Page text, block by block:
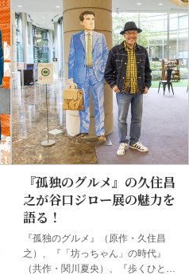
『孤独のグルメ』の久住昌
之が谷口ジロー展の魅力を
語る！
『孤独のグルメ』（原作・久住昌
之）、『「坊っちゃん」の時代』
（共作・関川夏央）、『歩くひと』